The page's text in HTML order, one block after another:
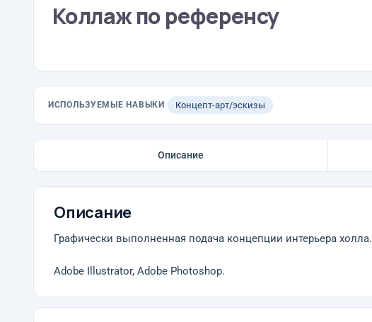
Коллаж по референсу
ИСПОЛЬЗУЕМЫЕ НАВЫКИ Концепт-арт/эскизы
Описание
Описание
Графически выполненная подача концепции интерьера холла.
Adobe Illustrator, Adobe Photoshop.